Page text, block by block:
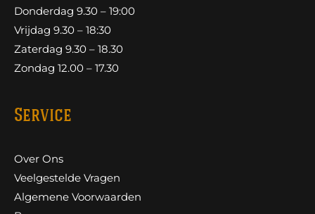
Donderdag 9.30 – 19:00
Vrijdag 9.30 – 18:30
Zaterdag 9.30 – 18.30
Zondag 12.00 – 17.30
Service
Over Ons
Veelgestelde Vragen
Algemene Voorwaarden